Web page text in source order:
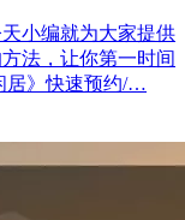
小编就为大家提供
法，让你第一时间
居》快速预约/…